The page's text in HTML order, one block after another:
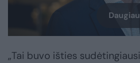
„Tai buvo išties